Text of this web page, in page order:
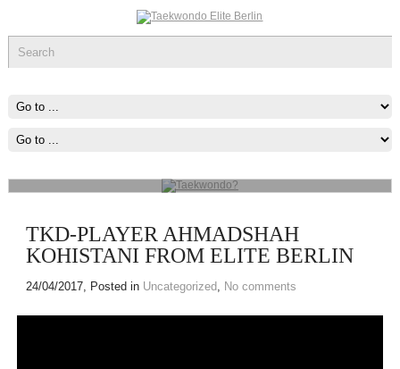
Taekwondo?
Fausttechniken, vor allem Fauststöße zum Angriff und Blocks zur
TKD-PLAYER AHMADSHAH
KOHISTANI FROM ELITE BERLIN
24/04/2017, Posted in Uncategorized, No comments